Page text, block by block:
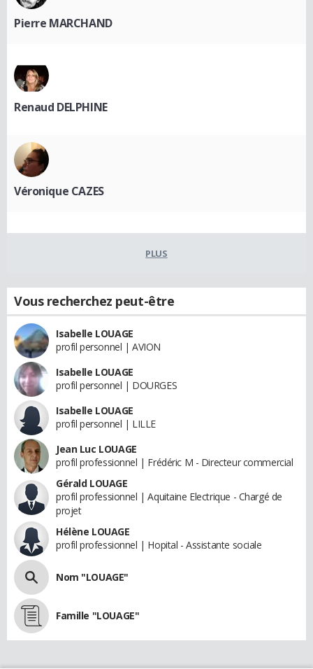
Pierre MARCHAND
Renaud DELPHINE
Véronique CAZES
PLUS
Vous recherchez peut-être
Isabelle LOUAGE
profil personnel | AVION
Isabelle LOUAGE
profil personnel | DOURGES
Isabelle LOUAGE
profil personnel | LILLE
Jean Luc LOUAGE
profil professionnel | Frédéric M - Directeur commercial
Gérald LOUAGE
profil professionnel | Aquitaine Electrique - Chargé de
projet
Hélène LOUAGE
profil professionnel | Hopital - Assistante sociale
Nom "LOUAGE"
Famille "LOUAGE"